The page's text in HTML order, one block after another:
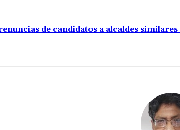
de candidatos a alcaldes